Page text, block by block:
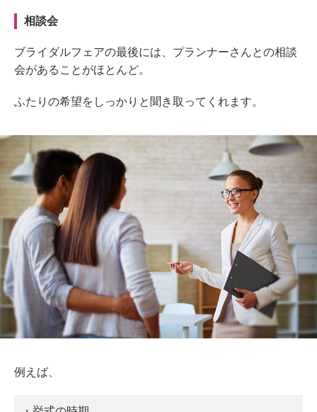
相談会
ブライダルフェアの最後には、プランナーさんとの相談
会があることがほとんど。
ふたりの希望をしっかりと聞き取ってくれます。
例えば、